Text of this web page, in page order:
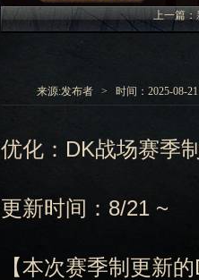
上一篇：
来源:发布者 > 时间：2025-08-21
优化：DK战场赛季
更新时间：8/21 ~
【本次赛季制更新